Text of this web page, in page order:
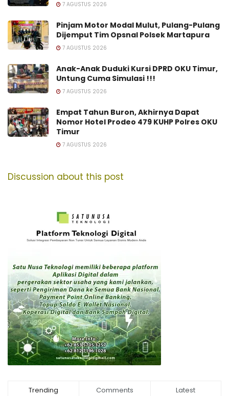
7 AGUSTUS 2026
Pinjam Motor Modal Mulut, Pulang-Pulang
Dijemput Tim Opsnal Polsek Martapura
7 AGUSTUS 2026
Anak-Anak Duduki Kursi DPRD OKU Timur,
Untung Cuma Simulasi !!!
7 AGUSTUS 2026
Empat Tahun Buron, Akhirnya Dapat
Nomor Hotel Prodeo 479 KUHP Polres OKU
Timur
7 AGUSTUS 2026
Discussion about this post
Trending Comments Latest